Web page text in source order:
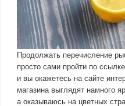
Продолжать перечисление
просто сами пройти по
и вы окажетесь на сайте
магазина выглядят намного
а оказываюсь на цветных